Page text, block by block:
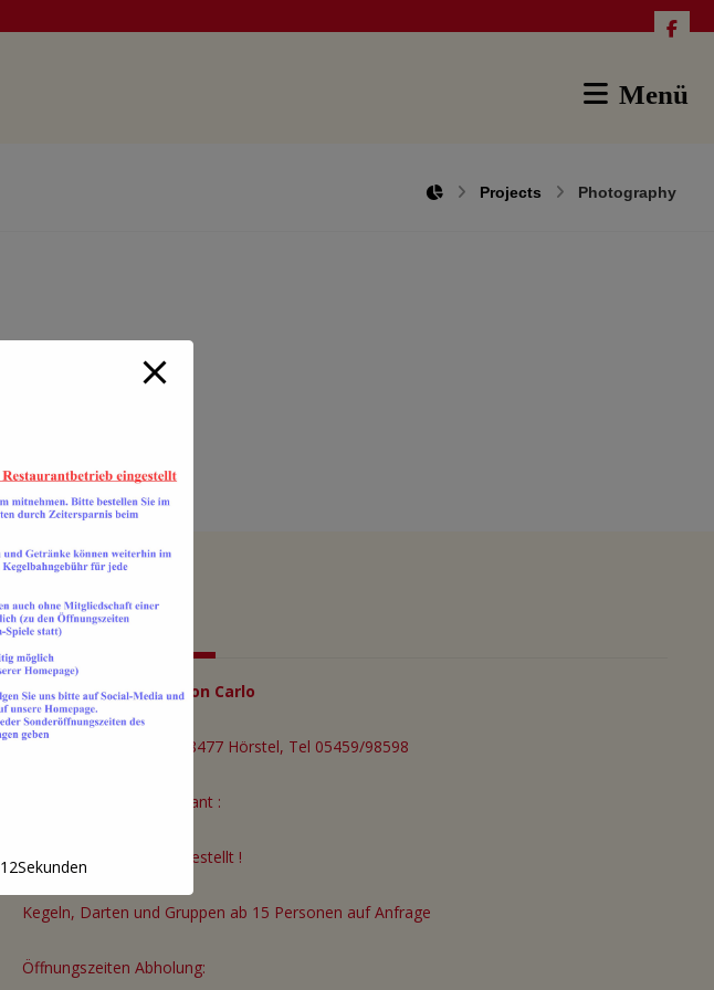
Menü
Projects Photography
Kontakt
Ristorante Pizzeria Don Carlo
Torfmoorstraße 120, 48477 Hörstel, Tel 05459/98598
Öffnungszeiten Restaurant :
Restaurant Betrieb eingestellt !
Kegeln, Darten und Gruppen ab 15 Personen auf Anfrage
Öffnungszeiten Abholung:
12Sekunden